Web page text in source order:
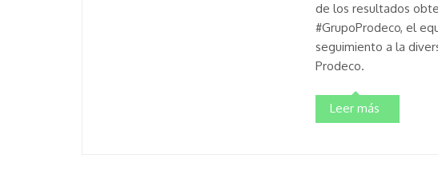
de los resultados
#GrupoProdeco, el
seguimiento a la
Prodeco.
Leer más